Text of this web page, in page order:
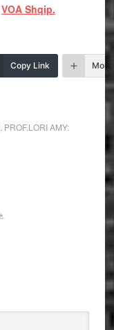
VOA Shqip.
Copy Link More
PROF.LORI AMY: